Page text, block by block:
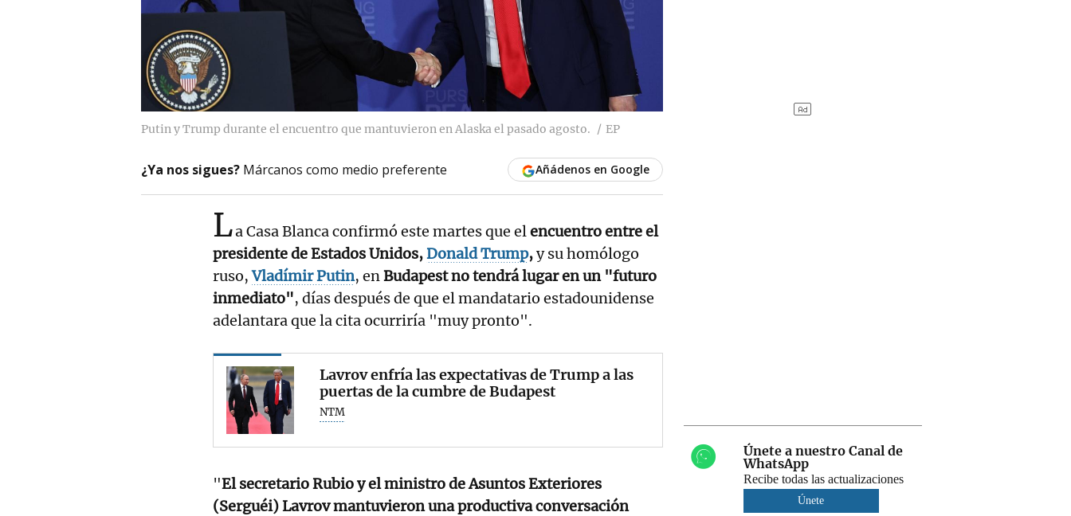
Putin y Trump durante el encuentro que mantuvieron en Alaska el pasado agosto. EP
¿Ya nos sigues? Márcanos como medio preferente Añádenos en Google
La Casa Blanca confirmó este martes que elencuentro entre el
presidente de Estados Unidos,Donald Trump,y su homólogo
ruso, Vladímir Putin, enBudapest no tendrá lugar en un "futuro
inmediato", días después de que el mandatario estadounidense
adelantara que la cita ocurriría "muy pronto".
Lavrov enfría las expectativas de Trump a las
puertas de la cumbre de Budapest
NTM
"El secretario Rubio y el ministro de Asuntos Exteriores
(Serguéi) Lavrov mantuvieron una productiva conversación
Únete a nuestro Canal de
WhatsApp
Recibe todas las actualizaciones
Únete